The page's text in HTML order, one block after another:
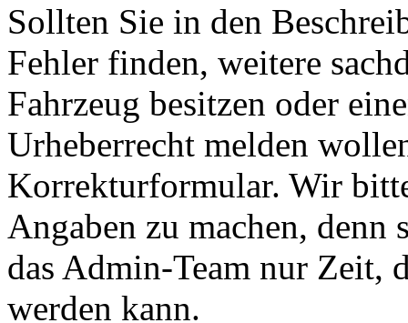
Sollten Sie in den
Fehler finden, weitere
Fahrzeug besitzen oder
Urheberrecht melden
Korrekturformular. Wir
Angaben zu machen,
das Admin-Team nur Zeit,
werden kann.